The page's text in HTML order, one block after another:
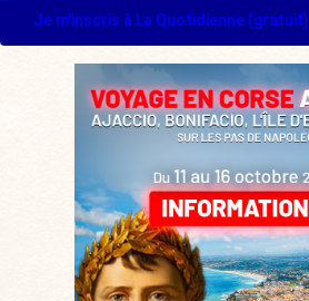
Je m'inscris à La Quotidienne (gratuit)